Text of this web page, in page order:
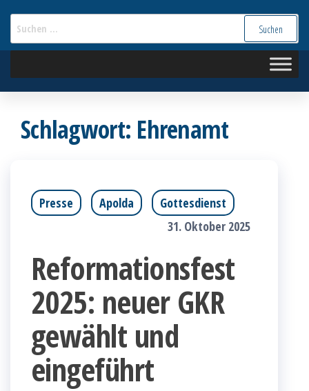
Schlagwort: Ehrenamt
Presse Apolda
Gottesdienst
31. Oktober 2025
Reformationsfest
2025: neuer GKR
gewählt und
eingeführt